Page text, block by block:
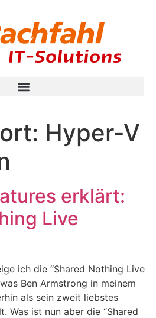
Hyper-V
erklärt:
Live
ich die “Shared Nothing Live
Ben Armstrong in meinem
als sein zweit liebstes
Was ist nun aber die “Shared